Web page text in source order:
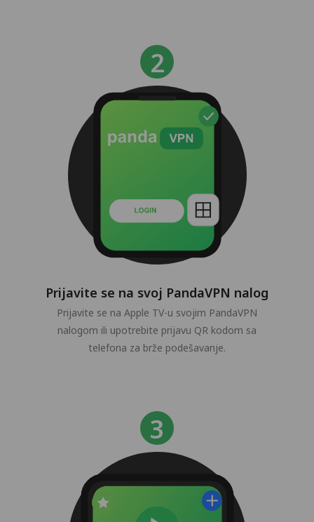
Prijavite se na svoj PandaVPN nalog
Prijavite se na Apple TV-u svojim PandaVPN
nalogom ili upotrebite prijavu QR kodom sa
telefona za brže podešavanje.